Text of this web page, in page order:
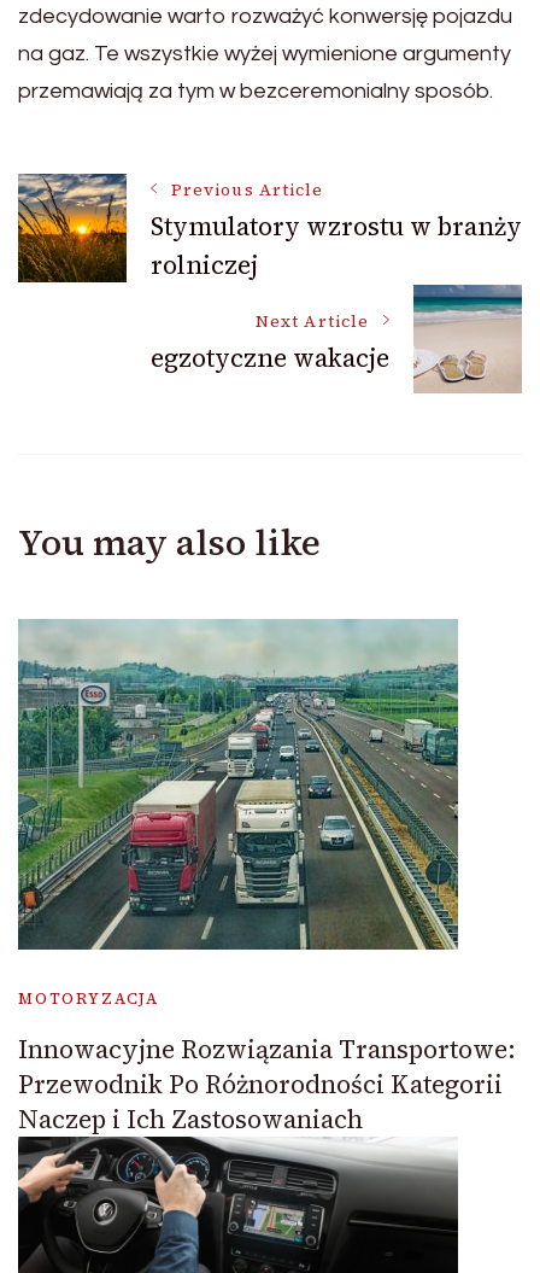
zdecydowanie warto rozważyć konwersję pojazdu
na gaz. Te wszystkie wyżej wymienione argumenty
przemawiają za tym w bezceremonialny sposób.
Post
Navigation
Previous Article
Stymulatory wzrostu w branży
rolniczej
Next Article
egzotyczne wakacje
You may also like
MOTORYZACJA
Innowacyjne Rozwiązania Transportowe:
Przewodnik Po Różnorodności Kategorii
Naczep i Ich Zastosowaniach